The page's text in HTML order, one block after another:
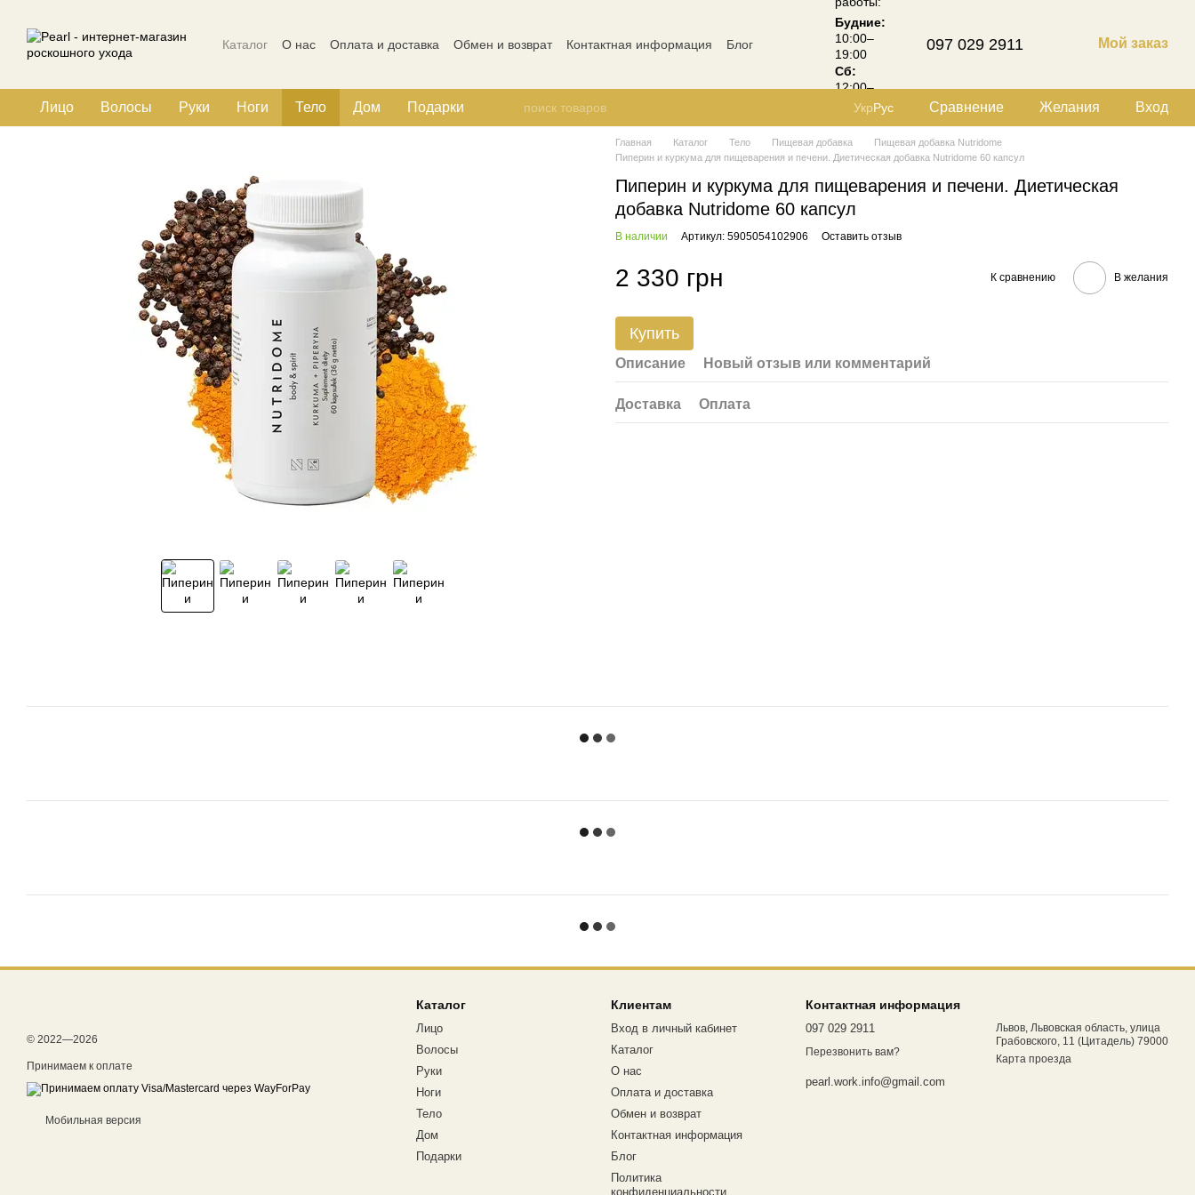
Каталог О нас Оплата и доставка Обмен и возврат Контактная информация
Блог
Будние:
10:00–
19:00
Сб:
12:00–
18:00
097 029 2911 Мой заказ
Лицо Волосы Руки Ноги Тело Дом Подарки УкрРус Сравнение Желания Вход
Главная Каталог Тело Пищевая добавка
Пищевая добавка Nutridome
Пиперин и куркума для пищеварения и печени. Диетическая добавка Nutridome 60 капсул
Пиперин и куркума для пищеварения и печени. Диетическая
добавка Nutridome 60 капсул
В наличии Артикул: 5905054102906 Оставить отзыв
2 330 грн К сравнению В желания
Купить
Описание Новый отзыв или комментарий
Доставка Оплата
© 2022—2026
Принимаем к оплате
Мобильная версия
Каталог
Лицо
Волосы
Руки
Ноги
Тело
Дом
Подарки
Клиентам
Вход в личный кабинет
Каталог
О нас
Оплата и доставка
Обмен и возврат
Контактная информация
Блог
Политика
конфиденциальности
Контактная информация
097 029 2911
Перезвонить вам?
pearl.work.info@gmail.com
Львов, Львовская область, улица
Грабовского, 11 (Цитадель) 79000
Карта проезда